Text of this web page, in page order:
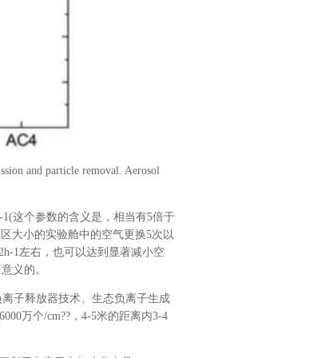
and particle removal. Aerosol
这个参数的含义是，相当有5倍于
大小的实验舱中的空气更换5次以
1左右，也可以达到显著减小空
义的。
子释放器技术、生态负离子生成
万个/cm??，4-5米的距离内3-4